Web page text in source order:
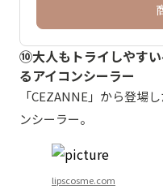
⑩大人もトライしやす
るアイコンシーラー
「CEZANNE」から登場
ンシーラー。
lipscosme.com